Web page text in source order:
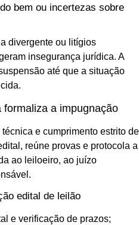
bem ou incertezas sobre
divergente ou litígios
insegurança jurídica. A
até que a situação
a impugnação
e cumprimento estrito de
reúne provas e protocola a
ao leiloeiro, ao juízo
edital de leilão
e verificação de prazos;